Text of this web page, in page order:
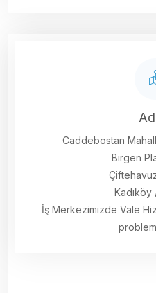
Caddebostan
Birgen
Kadıköy
İş Merkezimizde Vale